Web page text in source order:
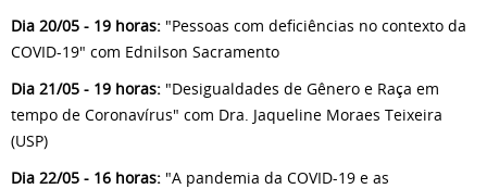
Dia 20/05 - 19 horas: "Pessoas com deficiências no contexto da
COVID-19" com Ednilson Sacramento
Dia 21/05 - 19 horas: "Desigualdades de Gênero e Raça em
tempo de Coronavírus" com Dra. Jaqueline Moraes Teixeira
(USP)
Dia 22/05 - 16 horas: "A pandemia da COVID-19 e as